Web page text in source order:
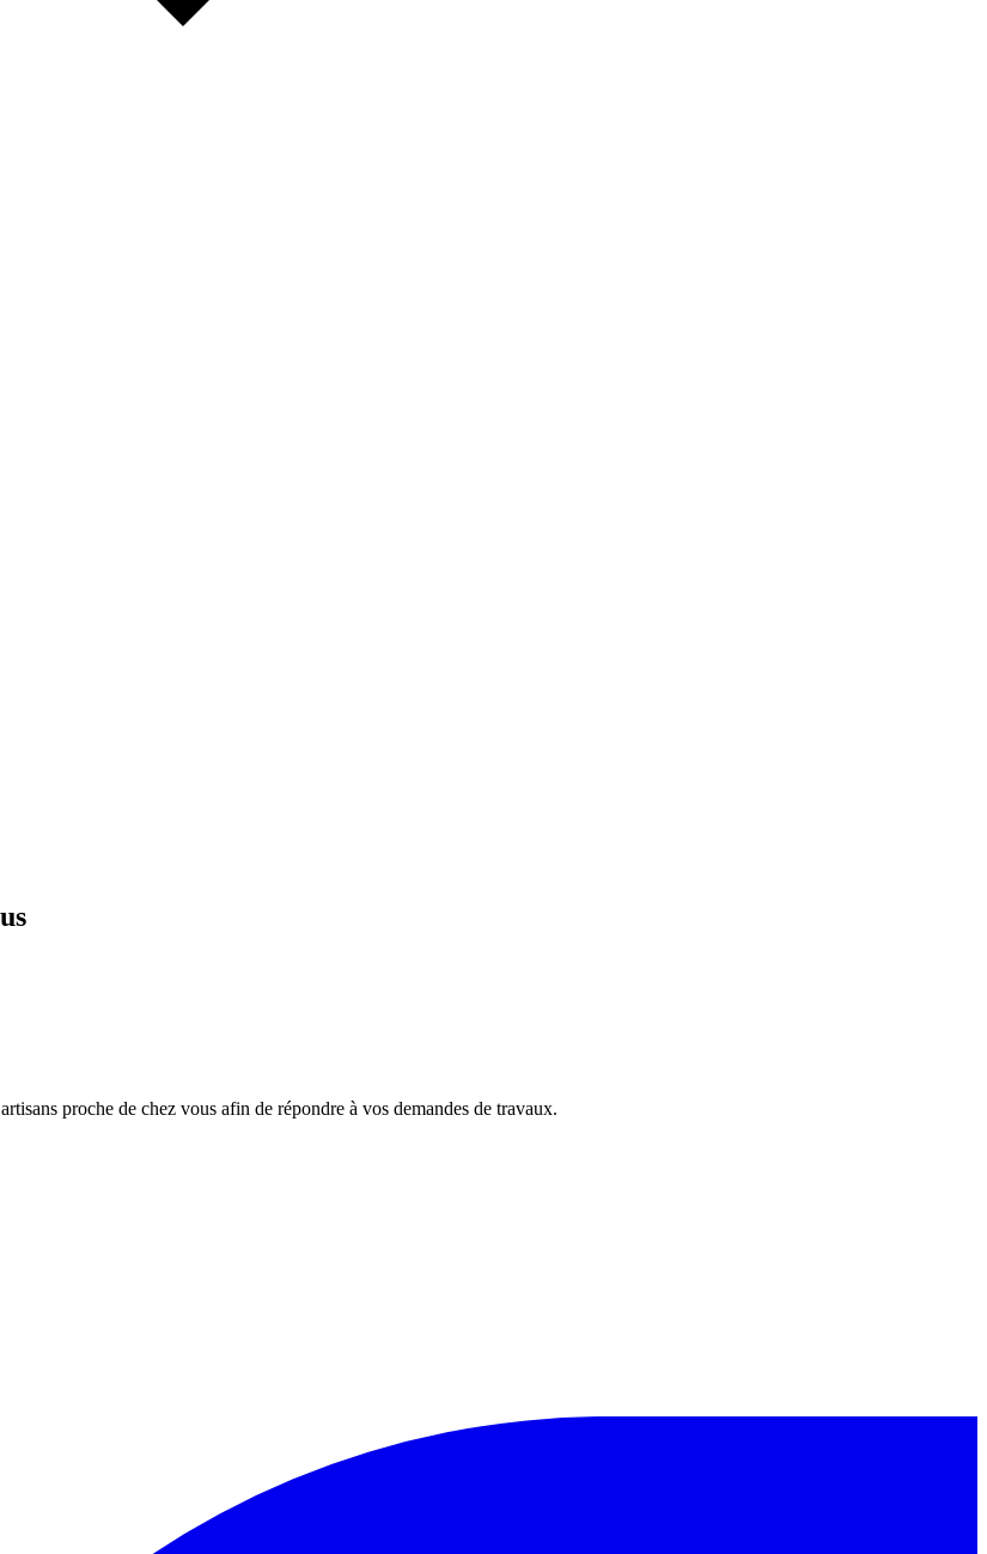
proche de chez vous afin de répondre à vos demandes de travaux.